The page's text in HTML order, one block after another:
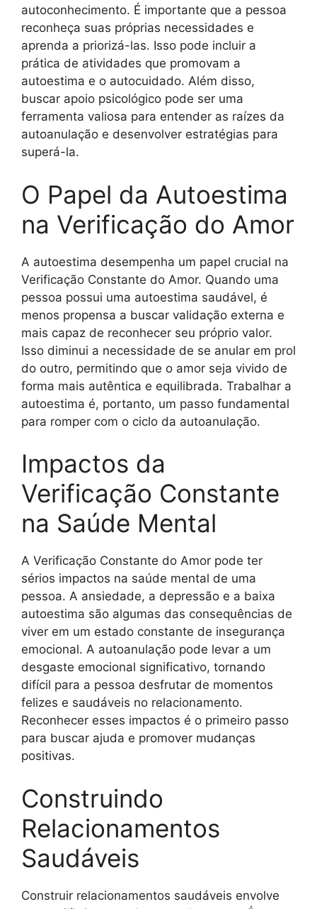
autoconhecimento. É importante que a pessoa
reconheça suas próprias necessidades e
aprenda a priorizá-las. Isso pode incluir a
prática de atividades que promovam a
autoestima e o autocuidado. Além disso,
buscar apoio psicológico pode ser uma
ferramenta valiosa para entender as raízes da
autoanulação e desenvolver estratégias para
superá-la.
O Papel da Autoestima
na Verificação do Amor
A autoestima desempenha um papel crucial na
Verificação Constante do Amor. Quando uma
pessoa possui uma autoestima saudável, é
menos propensa a buscar validação externa e
mais capaz de reconhecer seu próprio valor.
Isso diminui a necessidade de se anular em prol
do outro, permitindo que o amor seja vivido de
forma mais autêntica e equilibrada. Trabalhar a
autoestima é, portanto, um passo fundamental
para romper com o ciclo da autoanulação.
Impactos da
Verificação Constante
na Saúde Mental
A Verificação Constante do Amor pode ter
sérios impactos na saúde mental de uma
pessoa. A ansiedade, a depressão e a baixa
autoestima são algumas das consequências de
viver em um estado constante de insegurança
emocional. A autoanulação pode levar a um
desgaste emocional significativo, tornando
difícil para a pessoa desfrutar de momentos
felizes e saudáveis no relacionamento.
Reconhecer esses impactos é o primeiro passo
para buscar ajuda e promover mudanças
positivas.
Construindo
Relacionamentos
Saudáveis
Construir relacionamentos saudáveis envolve